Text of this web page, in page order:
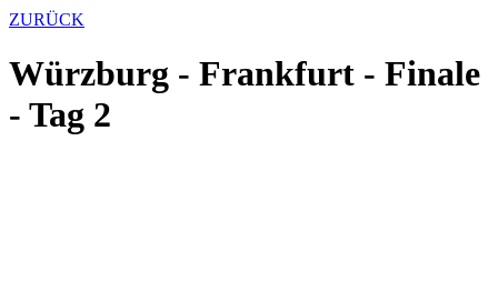
ZURÜCK
Würzburg - Frankfurt - Finale
- Tag 2